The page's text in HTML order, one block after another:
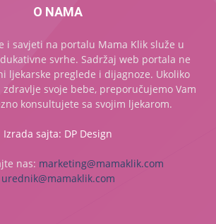
O NAMA
i savjeti na portalu Mama Klik služe u
svrhe. Sadržaj web portala ne
ljekarske preglede i dijagnoze. Ukoliko
svoje bebe, preporučujemo Vam
konsultujete sa svojim ljekarom.
Izrada sajta: DP Design
nas: marketing@mamaklik.com
urednik@mamaklik.com